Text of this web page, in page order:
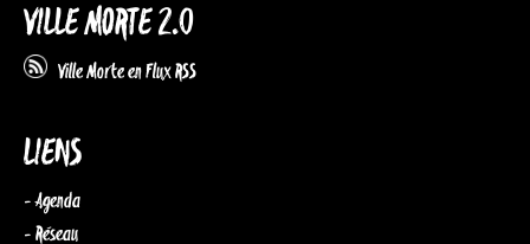
VILLE MORTE 2.0
Ville Morte en Flux RSS
LIENS
- Agenda
- Réseau